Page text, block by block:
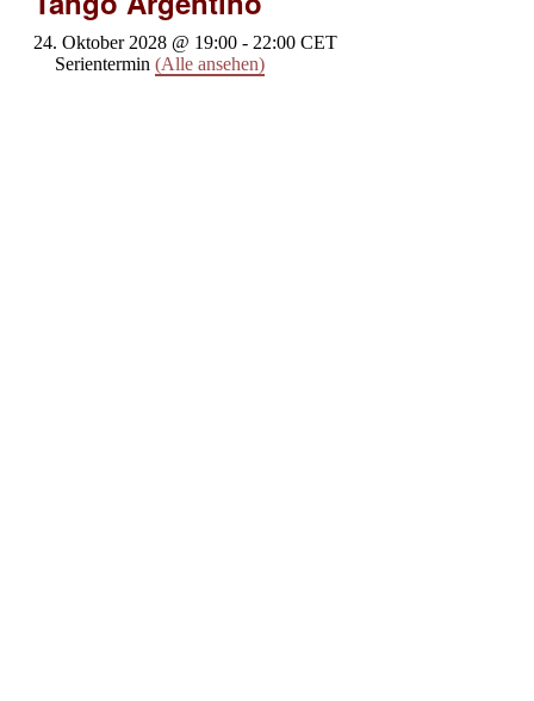
24. Oktober 2028 @ 19:00 - 22:00 CET
Serientermin (Alle ansehen)